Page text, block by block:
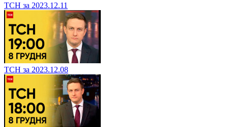
ТСН за 2023.12.11
ТСН за 2023.12.08